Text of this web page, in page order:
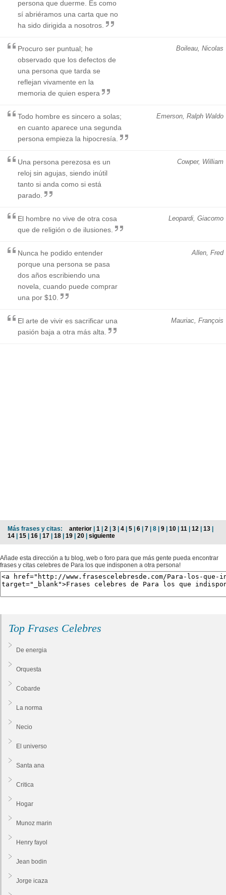
persona que duerme. Es como
sí abriéramos una carta que no
ha sido dirigida a nosotros.
Boileau, Nicolas
Procuro ser puntual; he
observado que los defectos de
una persona que tarda se
reflejan vivamente en la
memoria de quien espera
Emerson, Ralph Waldo
Todo hombre es sincero a solas;
en cuanto aparece una segunda
persona empieza la hipocresía.
Cowper, William
Una persona perezosa es un
reloj sin agujas, siendo inútil
tanto si anda como si está
parado.
Leopardi, Giacomo
El hombre no vive de otra cosa
que de religión o de ilusiones.
Allen, Fred
Nunca he podido entender
porque una persona se pasa
dos años escribiendo una
novela, cuando puede comprar
una por $10.
Mauriac, François
El arte de vivir es sacrificar una
pasión baja a otra más alta.
Más frases y citas: anterior | 1 | 2 | 3 | 4 | 5 | 6 | 7 | 8 | 9 | 10 | 11 | 12 | 13 |
14 | 15 | 16 | 17 | 18 | 19 | 20 | siguiente
Añade esta dirección a tu blog, web o foro para que más gente pueda encontrar
frases y citas celebres de Para los que indisponen a otra persona!
Top Frases Celebres
De energia
Orquesta
Cobarde
La norma
Necio
El universo
Santa ana
Critica
Hogar
Munoz marin
Henry fayol
Jean bodin
Jorge icaza